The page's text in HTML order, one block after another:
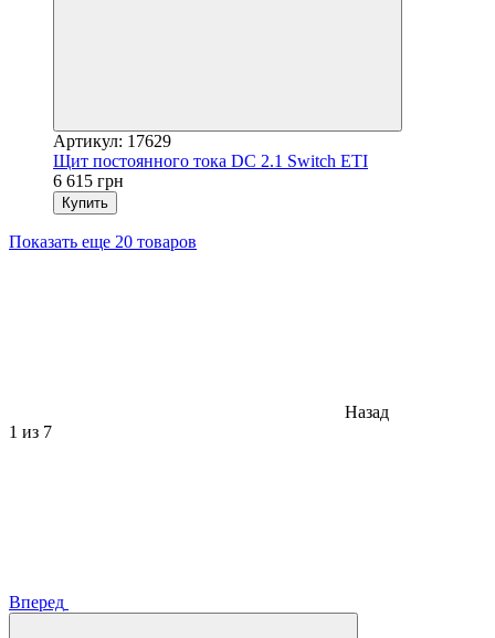
Артикул: 17629
Щит постоянного тока DC 2.1 Switch ETI
6 615 грн
Купить
Показать еще 20 товаров
Назад
1 из 7
Вперед